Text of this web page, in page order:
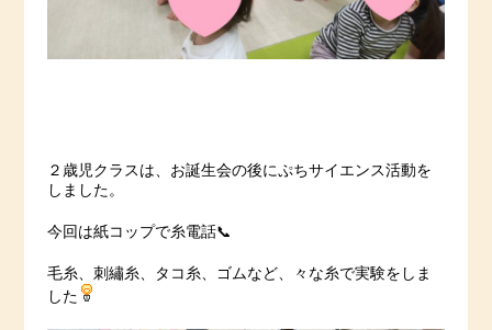
２歳児クラスは、お誕生会の後にぷちサイエンス活動を
しました。
今回は紙コップで糸電話📞
毛糸、刺繡糸、タコ糸、ゴムなど、々な糸で実験をしま
した